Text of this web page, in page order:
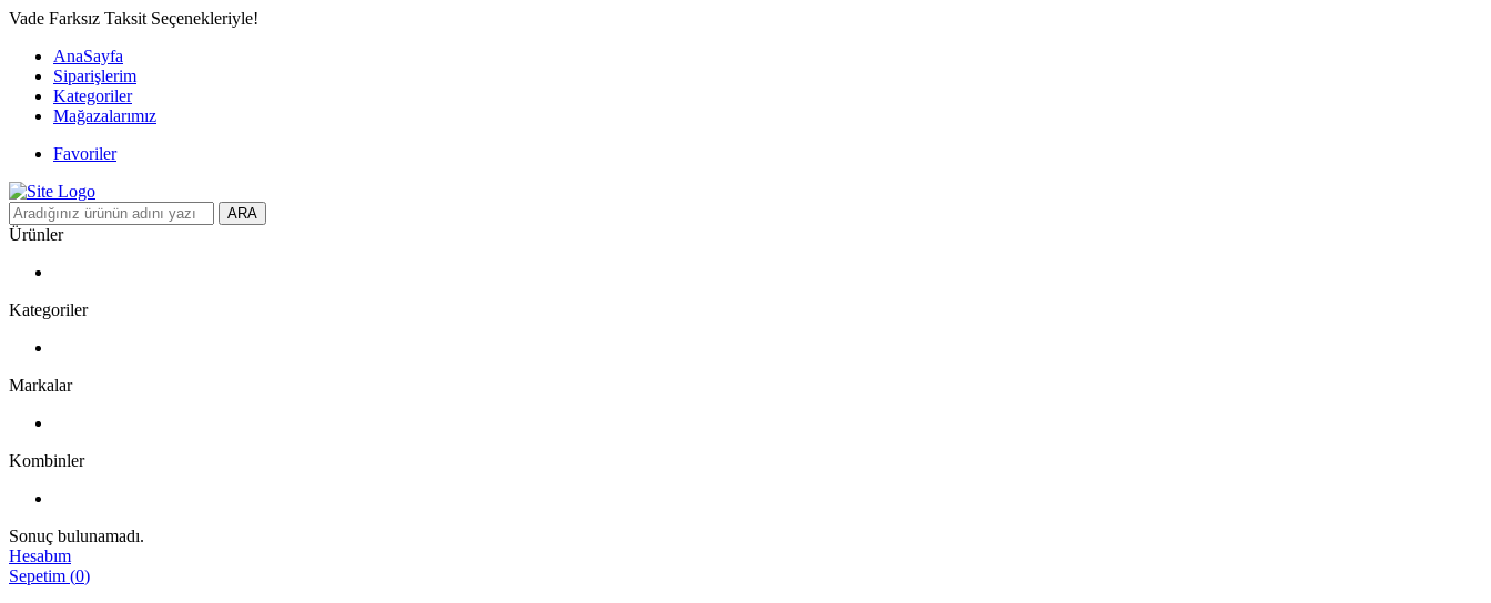
Vade Farksız Taksit Seçenekleriyle!
AnaSayfa
Siparişlerim
Kategoriler
Mağazalarımız
Favoriler
ARA
Ürünler
Kategoriler
Markalar
Kombinler
Sonuç bulunamadı.
Hesabım
Sepetim (0)